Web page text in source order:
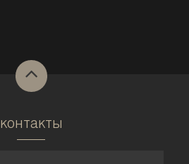
контакты